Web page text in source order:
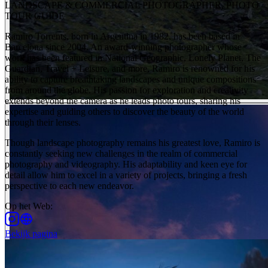
LANDSCAPE & COMMERCIAL PHOTOGRAPHER, PHOTO
TOUR GUIDE
Ramiro Torrents, born in Argentina in 1982, has been based in
Barcelona since 2004. An award-winning photographer whose
work has been featured in National Geographic, Lonely Planet, The
Guardian, Travel + Leisure, and more, Ramiro is renowned for his
ability to capture breathtaking landscapes and unique compositions
from around the globe. His passion for exploration and creativity
extends beyond the camera as he leads photo tours, sharing his
expertise and guiding others to discover the beauty of the world
through their lenses.
Though landscape photography remains his greatest love, Ramiro is
constantly seeking new challenges in the realm of commercial
photography and videography. His adaptability and keen eye for
detail allow him to excel in a variety of projects, bringing a fresh
perspective to each new endeavor.
Op het Web:
Bekijk pagina